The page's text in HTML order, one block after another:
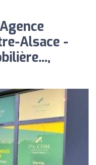
Alsace -